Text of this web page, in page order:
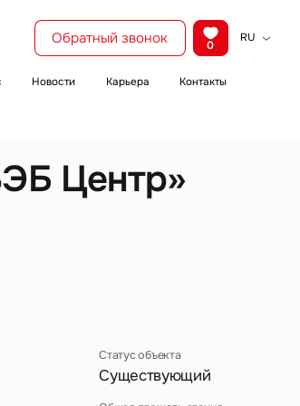
Обратный звонок 0
RU
Новости Карьера Контакты
Центр»
Статус объекта
Существующий